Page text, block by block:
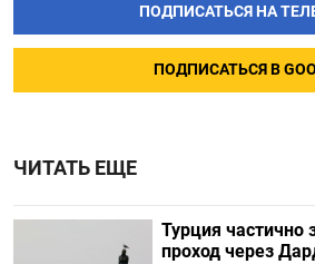
ПОДПИСАТЬСЯ НА
ПОДПИСАТЬСЯ В
ЧИТАТЬ ЕЩЕ
Турция частично
проход через